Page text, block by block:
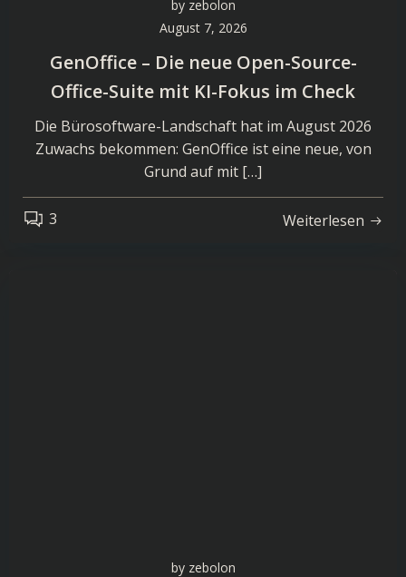
by zebolon
August 7, 2026
GenOffice – Die neue Open-Source-
Office-Suite mit KI-Fokus im Check
Die Bürosoftware-Landschaft hat im August 2026
Zuwachs bekommen: GenOffice ist eine neue, von
Grund auf mit […]
3 Weiterlesen
by zebolon